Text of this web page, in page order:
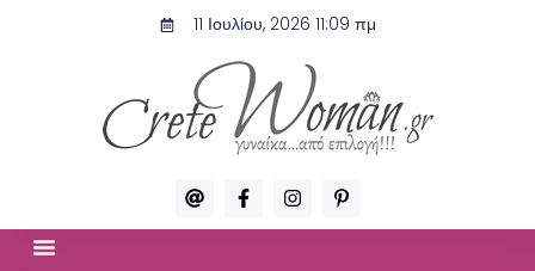
11 Ιουλίου, 2026 11:09 πμ
A
t
F
a
c
I
n
s
P
i
n